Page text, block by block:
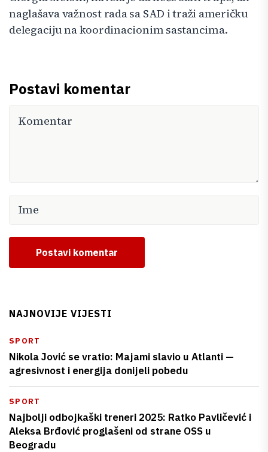
naglašava važnost rada sa SAD i traži američku
delegaciju na koordinacionim sastancima.
Postavi komentar
Postavi komentar
NAJNOVIJE VIJESTI
SPORT
Nikola Jović se vratio: Majami slavio u Atlanti —
agresivnost i energija donijeli pobedu
SPORT
Najbolji odbojkaški treneri 2025: Ratko Pavličević i
Aleksa Brđović proglašeni od strane OSS u
Beogradu